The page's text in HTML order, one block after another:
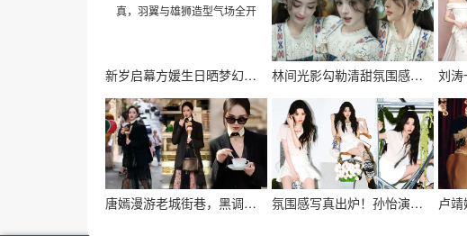
新岁启幕方媛生日晒梦幻写真，羽翼与雄狮造型气场全开 林间光影勾勒清甜氛围感！娜扎田园写真释放夏日温柔
唐嫣漫游老城街巷，黑调穿搭演绎复古都市氛围感 氛围感写真出炉！孙怡演绎柔飒兼具的多面气质